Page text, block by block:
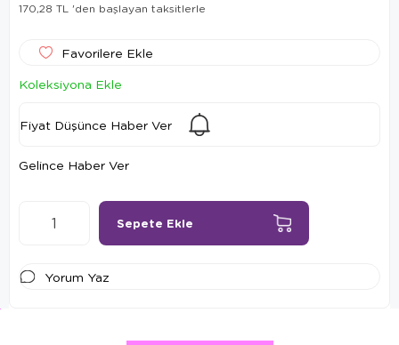
170,28 TL 'den başlayan taksitlerle
Favorilere Ekle
Koleksiyona Ekle
Fiyat Düşünce Haber Ver
Gelince Haber Ver
Yorum Yaz